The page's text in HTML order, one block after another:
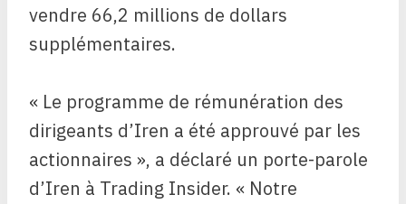
vendre 66,2 millions de dollars
supplémentaires.
« Le programme de rémunération des
dirigeants d’Iren a été approuvé par les
actionnaires », a déclaré un porte-parole
d’Iren à Trading Insider. « Notre